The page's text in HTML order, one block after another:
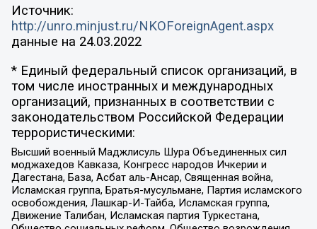
Источник:
http://unro.minjust.ru/NKOForeignAgent.aspx
данные на 24.03.2022
* Единый федеральный список организаций, в
том числе иностранных и международных
организаций, признанных в соответствии с
законодательством Российской Федерации
террористическими:
Высший военный Маджлисуль Шура Объединенных сил
моджахедов Кавказа, Конгресс народов Ичкерии и
Дагестана, База, Асбат аль-Ансар, Священная война,
Исламская группа, Братья-мусульмане, Партия исламского
освобождения, Лашкар-И-Тайба, Исламская группа,
Движение Талибан, Исламская партия Туркестана,